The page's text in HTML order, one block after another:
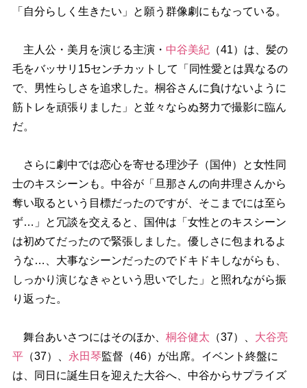
「自分らしく生きたい」と願う群像劇にもなっている。
主人公・美月を演じる主演・ 中谷美紀（41）は、髪の
毛をバッサリ15センチカットして「同性愛とは異なるの
で、男性らしさを追求した。桐谷さんに負けないように
筋トレを頑張りました」と並々ならぬ努力で撮影に臨ん
だ。
さらに劇中では恋心を寄せる理沙子（国仲）と女性同
士のキスシーンも。中谷が「旦那さんの向井理さんから
奪い取るという目標だったのですが、そこまでには至ら
ず…」と冗談を交えると、国仲は「女性とのキスシーン
は初めてだったので緊張しました。優しさに包まれるよ
うな…、大事なシーンだったのでドキドキしながらも、
しっかり演じなきゃという思いでした」と照れながら振
り返った。
舞台あいさつにはそのほか、 桐谷健太 （37）、 大谷亮
平（37）、 永田琴監督（46）が出席。イベント終盤に
は、同日に誕生日を迎えた大谷へ、中谷からサプライズ